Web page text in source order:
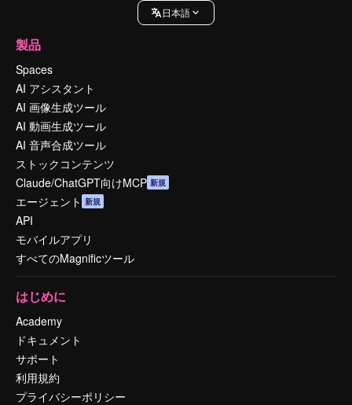
日本語
製品
Spaces
AI アシスタント
AI 画像生成ツール
AI 動画生成ツール
AI 音声合成ツール
ストックコンテンツ
Claude/ChatGPT向けMCP 新規
エージェント 新規
API
モバイルアプリ
すべてのMagnificツール
はじめに
Academy
ドキュメント
サポート
利用規約
プライバシーポリシー